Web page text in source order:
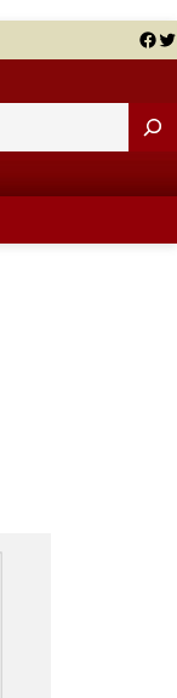
Facebook Twitter